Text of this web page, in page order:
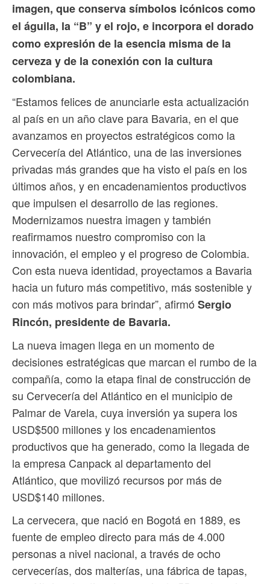
imagen, que conserva símbolos icónicos como
el águila, la “B” y el rojo, e incorpora el dorado
como expresión de la esencia misma de la
cerveza y de la conexión con la cultura
colombiana.
“Estamos felices de anunciarle esta actualización
al país en un año clave para Bavaria, en el que
avanzamos en proyectos estratégicos como la
Cervecería del Atlántico, una de las inversiones
privadas más grandes que ha visto el país en los
últimos años, y en encadenamientos productivos
que impulsen el desarrollo de las regiones.
Modernizamos nuestra imagen y también
reafirmamos nuestro compromiso con la
innovación, el empleo y el progreso de Colombia.
Con esta nueva identidad, proyectamos a Bavaria
hacia un futuro más competitivo, más sostenible y
con más motivos para brindar”, afirmó Sergio
Rincón, presidente de Bavaria.
La nueva imagen llega en un momento de
decisiones estratégicas que marcan el rumbo de la
compañía, como la etapa final de construcción de
su Cervecería del Atlántico en el municipio de
Palmar de Varela, cuya inversión ya supera los
USD$500 millones y los encadenamientos
productivos que ha generado, como la llegada de
la empresa Canpack al departamento del
Atlántico, que movilizó recursos por más de
USD$140 millones.
La cervecera, que nació en Bogotá en 1889, es
fuente de empleo directo para más de 4.000
personas a nivel nacional, a través de ocho
cervecerías, dos malterías, una fábrica de tapas,